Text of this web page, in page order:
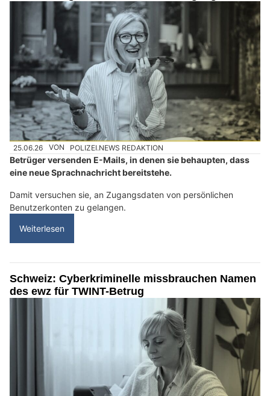
25.06.26 VON POLIZEI.NEWS REDAKTION
Betrüger versenden E-Mails, in denen sie behaupten, dass
eine neue Sprachnachricht bereitstehe.
Damit versuchen sie, an Zugangsdaten von persönlichen
Benutzerkonten zu gelangen.
Weiterlesen
Schweiz: Cyberkriminelle missbrauchen Namen
des ewz für TWINT-Betrug